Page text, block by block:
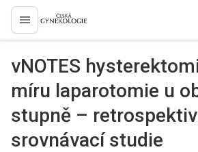
proLékaře.cz
vNOTES
míru laparotomie u
stupně –
srovnávací studie